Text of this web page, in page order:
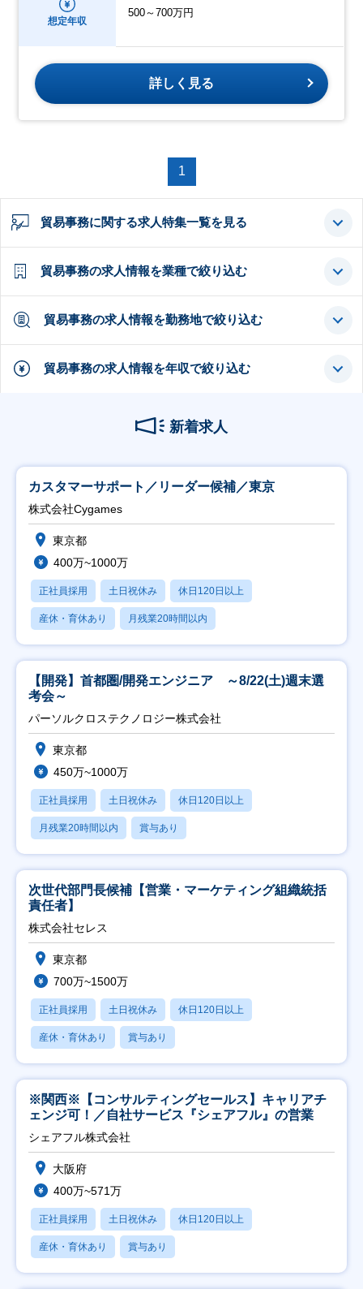
想定年収
500～700万円
詳しく見る
1
貿易事務に関する求人特集一覧を見る
貿易事務の求人情報を業種で絞り込む
貿易事務の求人情報を勤務地で絞り込む
貿易事務の求人情報を年収で絞り込む
新着求人
カスタマーサポート／リーダー候補／東京
株式会社Cygames
東京都
400万~1000万
正社員採用 土日祝休み 休日120日以上
産休・育休あり 月残業20時間以内
【開発】首都圏/開発エンジニア ～8/22(土)週末選
考会～
パーソルクロステクノロジー株式会社
東京都
450万~1000万
正社員採用 土日祝休み 休日120日以上
月残業20時間以内 賞与あり
次世代部門長候補【営業・マーケティング組織統括
責任者】
株式会社セレス
東京都
700万~1500万
正社員採用 土日祝休み 休日120日以上
産休・育休あり 賞与あり
※関西※【コンサルティングセールス】キャリアチ
ェンジ可！／自社サービス『シェアフル』の営業
シェアフル株式会社
大阪府
400万~571万
正社員採用 土日祝休み 休日120日以上
産休・育休あり 賞与あり